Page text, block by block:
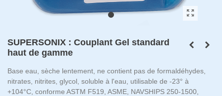
SUPERSONIX : Couplant Gel standard
haut de gamme
Base eau, sèche lentement, ne contient pas de formaldéhydes,
nitrates, nitrites, glycol, soluble à l'eau, utilisable de -23° à
+104°C, conforme ASTM F519, ASME, NAVSHIPS 250-1500,